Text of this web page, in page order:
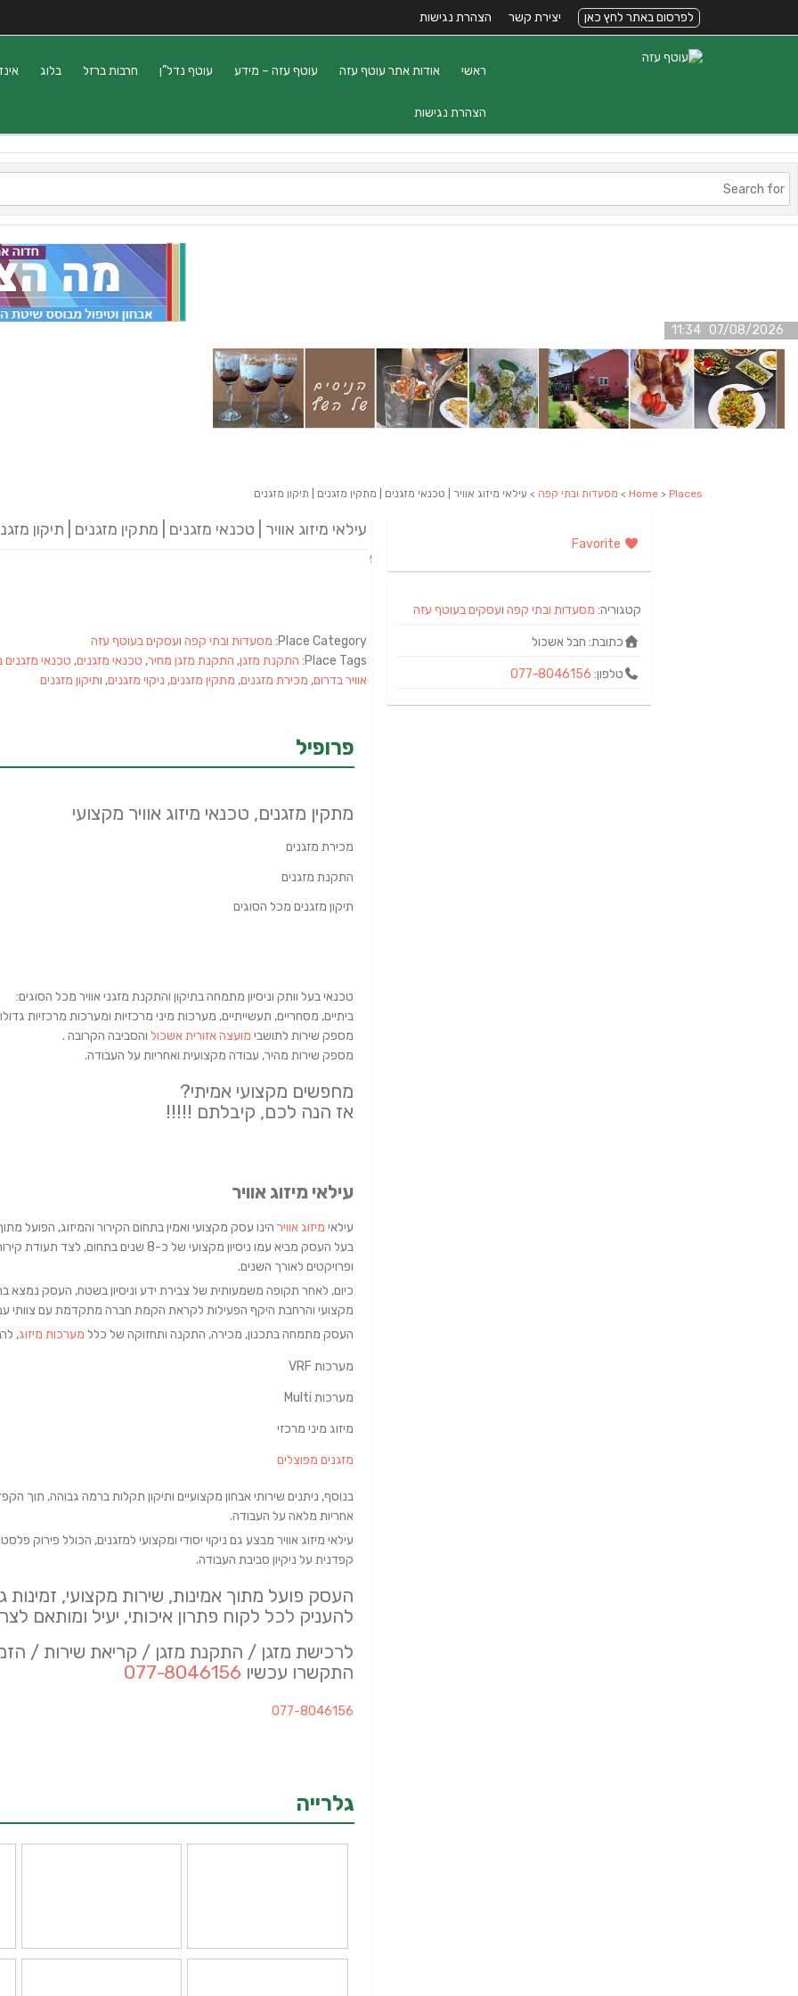
לפרסום באתר לחץ כאן יצירת קשר הצהרת נגישות
ראשי אודות אתר עוטף עזה עוטף עזה – מידע עוטף נדל”ן חרבות ברזל בלוג
הצהרת נגישות
07/08/2026 11:34
Home > Places
> מסעדות ובתי קפה > עילאי מיזוג אוויר | טכנאי מזגנים | מתקין מזגנים | תיקון מזגנים
עילאי מיזוג אוויר | טכנאי מזגנים | מתקין מזגנים | תיקון
Place Category: מסעדות ובתי קפה ועסקים בעוטף עזה
Place Tags: התקנת מזגן, התקנת מזגן מחיר, טכנאי מזגנים, טכנאי
אוויר בדרום, מכירת מזגנים, מתקין מזגנים, ניקוי מזגנים, ותיקון מזגנים
פרופיל
מתקין מזגנים, טכנאי מיזוג אוויר מקצועי
מכירת מזגנים
התקנת מזגנים
תיקון מזגנים מכל הסוגים
טכנאי בעל וותק וניסיון מתמחה בתיקון והתקנת מזגני אוויר מכל הסוגים:
ביתיים, מסחריים, תעשייתיים, מערכות מיני מרכזיות ומערכות מרכזיות
מספק שירות לתושבי מועצה אזורית אשכול והסביבה הקרובה .
מספק שירות מהיר, עבודה מקצועית ואחריות על העבודה.
מחפשים מקצועי אמיתי?
אז הנה לכם, קיבלתם !!!!!
עילאי מיזוג אוויר
עילאי מיזוג אוויר הינו עסק מקצועי ואמין בתחום הקירור והמיזוג, הפועל
בעל העסק מביא עמו ניסיון מקצועי של כ-8
ופרויקטים לאורך השנים.
כיום, לאחר תקופה משמעותית של צבירת ידע וניסיון בשטח, העסק
מקצועי והרחבת היקף הפעילות לקראת הקמת חברה מתקדמת עם צוותי
העסק מתמחה בתכנון, מכירה, התקנה ותחזוקה של כלל מערכות מיזוג,
מערכות VRF
מערכות Multi
מיזוג מיני מרכזי
מזגנים מפוצלים
בנוסף, ניתנים שירותי אבחון מקצועיים ותיקון תקלות ברמה גבוהה, תוך
אחריות מלאה על העבודה.
עילאי מיזוג אוויר מבצע גם ניקוי יסודי ומקצועי למזגנים, הכולל פירוק
קפדנית על ניקיון סביבת העבודה.
העסק פועל מתוך אמינות, שירות מקצועי, זמינות
להעניק לכל לקוח פתרון איכותי, יעיל ומותאם
לרכישת מזגן / התקנת מזגן / קריאת שירות /
התקשרו עכשיו 077-8046156
077-8046156
גלרייה
קטגוריה: מסעדות ובתי קפהועסקים בעוטף עזה
כתובת: חבל אשכול
טלפון: 077-8046156